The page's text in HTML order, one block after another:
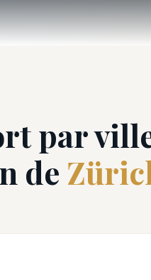
par
de